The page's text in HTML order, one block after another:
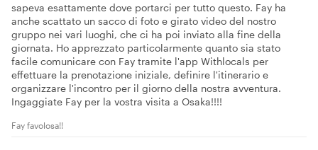
sapeva esattamente dove portarci per tutto questo. Fay ha
anche scattato un sacco di foto e girato video del nostro
gruppo nei vari luoghi, che ci ha poi inviato alla fine della
giornata. Ho apprezzato particolarmente quanto sia stato
facile comunicare con Fay tramite l'app Withlocals per
effettuare la prenotazione iniziale, definire l'itinerario e
organizzare l'incontro per il giorno della nostra avventura.
Ingaggiate Fay per la vostra visita a Osaka!!!!
Fay favolosa!!